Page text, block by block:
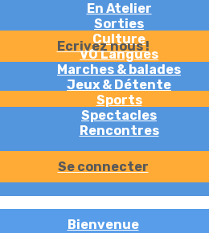
En Atelier
Sorties
Culture
VO Langues
Marches & balades
Jeux & Détente
Sports
Spectacles
Rencontres
Ecrivez nous !
Se connecter
Bienvenue